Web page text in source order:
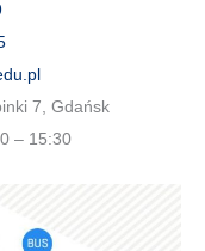
7, Gdańsk
– 15:30